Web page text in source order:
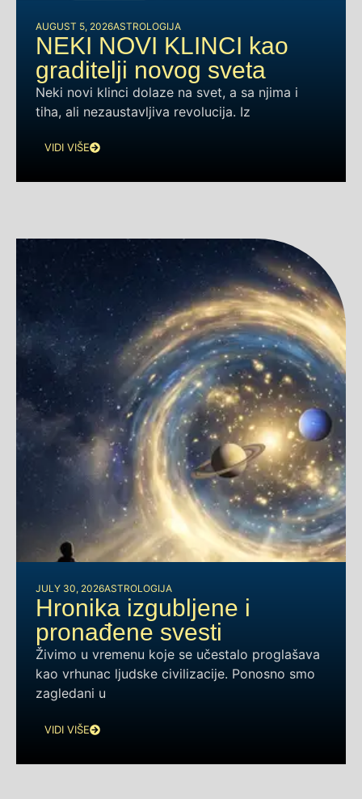
AUGUST 5, 2026ASTROLOGIJA
NEKI NOVI KLINCI kao
graditelji novog sveta
Neki novi klinci dolaze na svet, a sa njima i
tiha, ali nezaustavljiva revolucija. Iz
VIDI VIŠE
JULY 30, 2026ASTROLOGIJA
Hronika izgubljene i
pronađene svesti
Živimo u vremenu koje se učestalo proglašava
kao vrhunac ljudske civilizacije. Ponosno smo
zagledani u
VIDI VIŠE